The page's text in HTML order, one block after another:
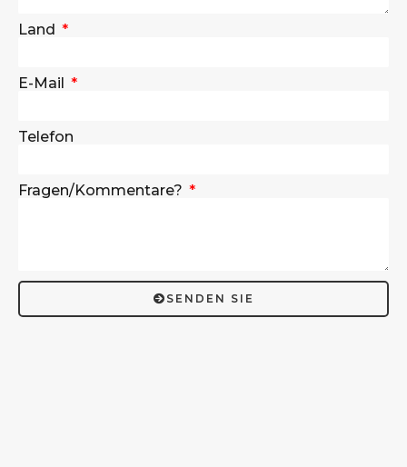
Land
E-Mail
Telefon
Fragen/Kommentare?
SENDEN SIE